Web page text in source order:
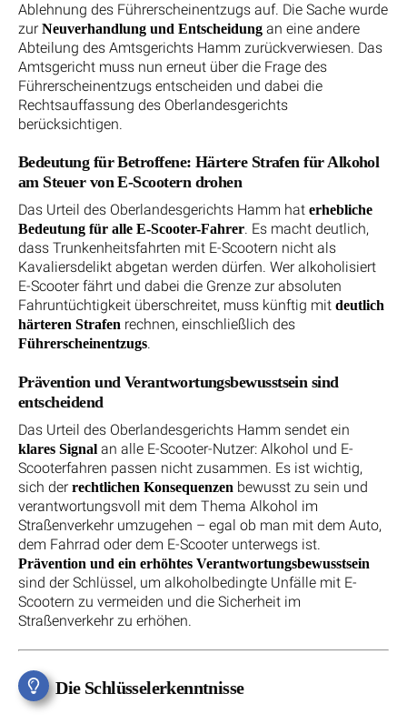
Ablehnung des Führerscheinentzugs auf. Die Sache wurde
zur Neuverhandlung und Entscheidung an eine andere
Abteilung des Amtsgerichts Hamm zurückverwiesen. Das
Amtsgericht muss nun erneut über die Frage des
Führerscheinentzugs entscheiden und dabei die
Rechtsauffassung des Oberlandesgerichts
berücksichtigen.
Bedeutung für Betroffene: Härtere Strafen für Alkohol
am Steuer von E-Scootern drohen
Das Urteil des Oberlandesgerichts Hamm hat erhebliche
Bedeutung für alle E-Scooter-Fahrer. Es macht deutlich,
dass Trunkenheitsfahrten mit E-Scootern nicht als
Kavaliersdelikt abgetan werden dürfen. Wer alkoholisiert
E-Scooter fährt und dabei die Grenze zur absoluten
Fahruntüchtigkeit überschreitet, muss künftig mit deutlich
härteren Strafen rechnen, einschließlich des
Führerscheinentzugs.
Prävention und Verantwortungsbewusstsein sind
entscheidend
Das Urteil des Oberlandesgerichts Hamm sendet ein
klares Signal an alle E-Scooter-Nutzer: Alkohol und E-
Scooterfahren passen nicht zusammen. Es ist wichtig,
sich der rechtlichen Konsequenzen bewusst zu sein und
verantwortungsvoll mit dem Thema Alkohol im
Straßenverkehr umzugehen – egal ob man mit dem Auto,
dem Fahrrad oder dem E-Scooter unterwegs ist.
Prävention und ein erhöhtes Verantwortungsbewusstsein
sind der Schlüssel, um alkoholbedingte Unfälle mit E-
Scootern zu vermeiden und die Sicherheit im
Straßenverkehr zu erhöhen.
Die Schlüsselerkenntnisse